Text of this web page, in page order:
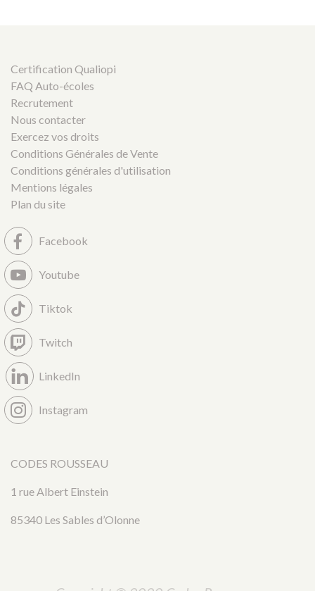
Certification Qualiopi
FAQ Auto-écoles
Recrutement
Nous contacter
Exercez vos droits
Conditions Générales de Vente
Conditions générales d'utilisation
Mentions légales
Plan du site
Facebook
Youtube
Tiktok
Twitch
LinkedIn
Instagram
CODES ROUSSEAU
1 rue Albert Einstein
85340 Les Sables d’Olonne